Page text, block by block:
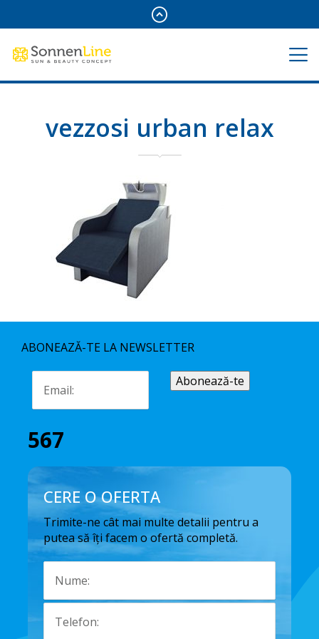
vezzosi urban relax
ABONEAZĂ-TE LA NEWSLETTER
567
CERE O OFERTA
Trimite-ne cât mai multe detalii pentru a
putea să îți facem o ofertă completă.